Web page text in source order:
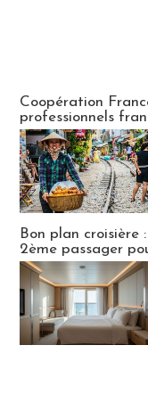
Coopération
professionnels
Bon plan croisière
2ème passager